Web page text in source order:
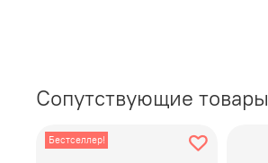
Сопутствующие товары
Бестселлер!